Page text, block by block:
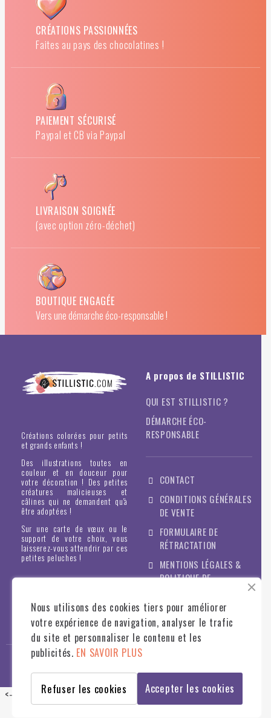
CRÉATIONS PASSIONNÉES
Faites au pays des chocolatines !
PAIEMENT SÉCURISÉ
Paypal et CB via Paypal
LIVRAISON SOIGNÉE
(avec option zéro-déchet)
BOUTIQUE ENGAGÉE
Vers une démarche éco-responsable !
Créations colorées pour petits
et grands enfants !
Des illustrations toutes en
couleur et en douceur pour
votre décoration ! Des petites
créatures malicieuses et
câlines qui ne demandent qu'à
être adoptées !
Sur une carte de vœux ou le
support de votre choix, vous
laisserez-vous attendrir par ces
petites peluches !
A propos de STILLISTIC
QUI EST STILLISTIC ?
DÉMARCHE ÉCO-
RESPONSABLE
CONTACT
CONDITIONS GÉNÉRALES
DE VENTE
FORMULAIRE DE
RÉTRACTATION
MENTIONS LÉGALES &
POLITIQUE DE
<--
Nous utilisons des cookies tiers pour améliorer
votre expérience de navigation, analyser le trafic
du site et personnaliser le contenu et les
publicités. EN SAVOIR PLUS
Accepter les cookies
Refuser les cookies